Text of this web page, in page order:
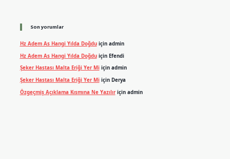
Son yorumlar
Hz Adem As Hangi Yılda Doğduiçin admin
Hz Adem As Hangi Yılda Doğduiçin Efendi
Şeker Hastası Malta Eriği Yer Miiçin admin
Şeker Hastası Malta Eriği Yer Miiçin Derya
Özgeçmiş Açıklama Kısmına Ne Yazılıriçin admin